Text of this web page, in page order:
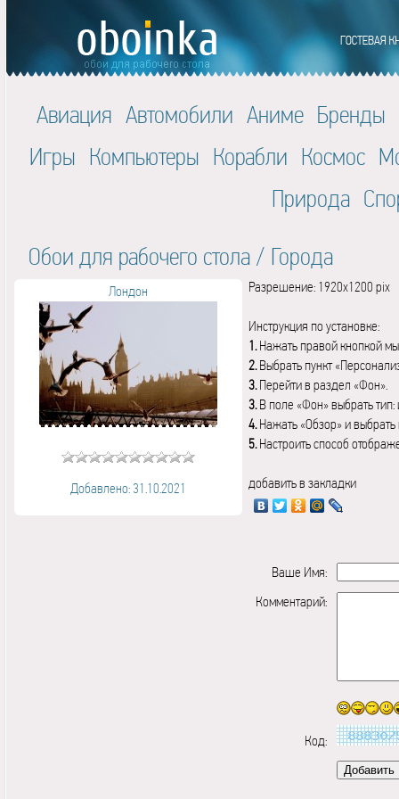
Авиация Автомобили Аниме Бренды
Игры Компьютеры Корабли Космос
Природа
Обои для рабочего стола / Города
Лондон
Добавлено: 31.10.2021
Разрешение: 1920x1200 pix
Инструкция по установке:
1.Нажать правой кнопкой
2.Выбрать пункт
3.Перейти в раздел «Фон».
3.В поле «Фон» выбрать
4.Нажать «Обзор» и выбрать
5.Настроить способ
добавить в закладки
Ваше Имя:
Комментарий:
Код: